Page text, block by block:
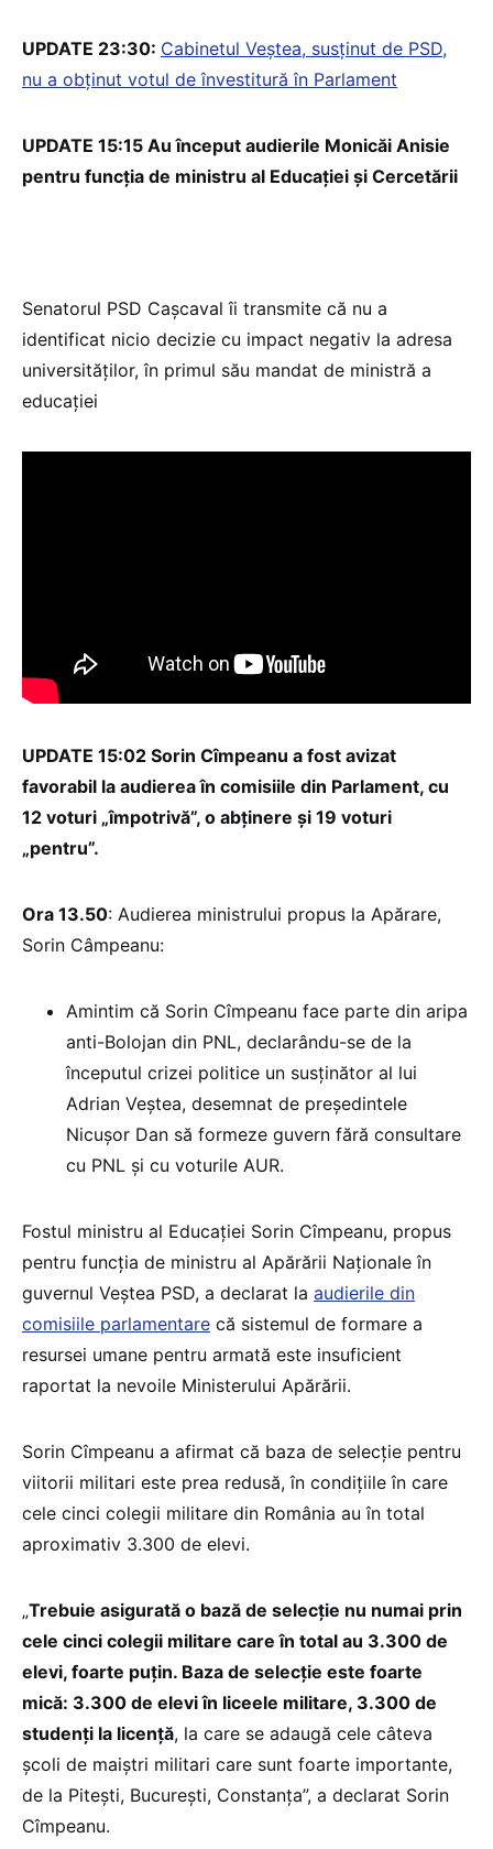
UPDATE 23:30: Cabinetul Veștea, susținut de PSD,
nu a obținut votul de învestitură în Parlament
UPDATE 15:15 Au început audierile Monicăi Anisie
pentru funcția de ministru al Educației și Cercetării
Senatorul PSD Cașcaval îi transmite că nu a
identificat nicio decizie cu impact negativ la adresa
universităților, în primul său mandat de ministră a
educației
UPDATE 15:02 Sorin Cîmpeanu a fost avizat
favorabil la audierea în comisiile din Parlament, cu
12 voturi „împotrivă”, o abținere și 19 voturi
„pentru”.
Ora 13.50: Audierea ministrului propus la Apărare,
Sorin Câmpeanu:
Amintim că Sorin Cîmpeanu face parte din aripa
anti-Bolojan din PNL, declarându-se de la
începutul crizei politice un susținător al lui
Adrian Veștea, desemnat de președintele
Nicușor Dan să formeze guvern fără consultare
cu PNL și cu voturile AUR.
Fostul ministru al Educației Sorin Cîmpeanu, propus
pentru funcția de ministru al Apărării Naționale în
guvernul Veștea PSD, a declarat la audierile din
comisiile parlamentare că sistemul de formare a
resursei umane pentru armată este insuficient
raportat la nevoile Ministerului Apărării.
Sorin Cîmpeanu a afirmat că baza de selecție pentru
viitorii militari este prea redusă, în condițiile în care
cele cinci colegii militare din România au în total
aproximativ 3.300 de elevi.
„Trebuie asigurată o bază de selecție nu numai prin
cele cinci colegii militare care în total au 3.300 de
elevi, foarte puțin. Baza de selecție este foarte
mică: 3.300 de elevi în liceele militare, 3.300 de
studenți la licență, la care se adaugă cele câteva
școli de maiștri militari care sunt foarte importante,
de la Pitești, București, Constanța”, a declarat Sorin
Cîmpeanu.